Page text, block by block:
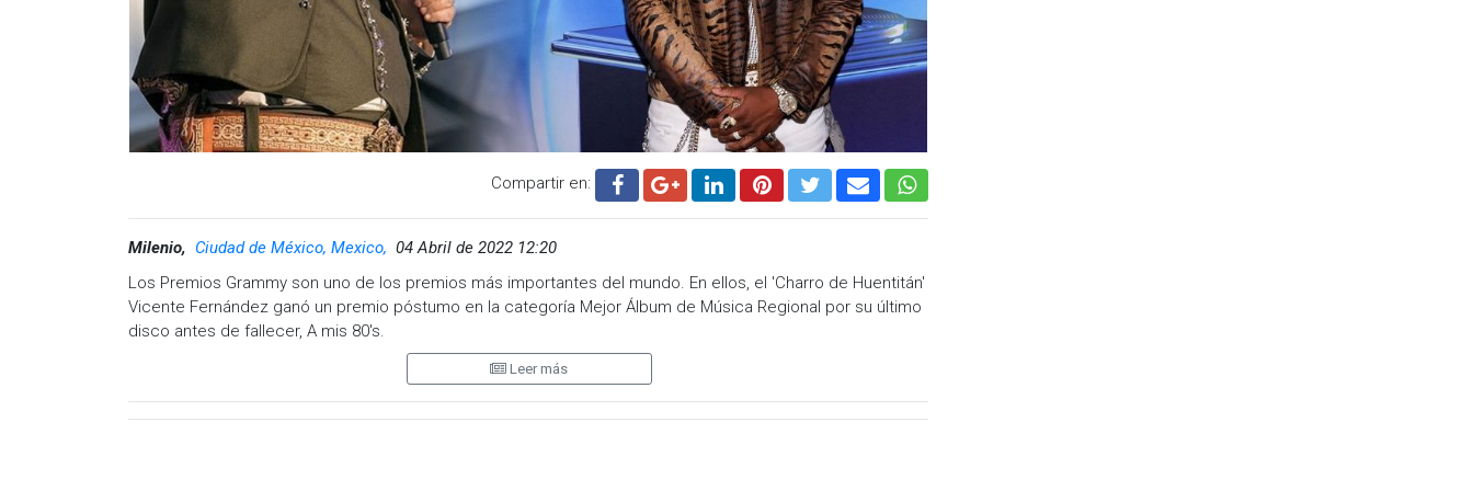
no dudó en dedicar un emotivo mensaje al fallecido cantante.
“Mi amado Vicente, mi alma te llora, pero encuentro consuelo en el legado de tu música y tu voz que sin
duda sanan, pero quiero agradecerte el más grande que dejas que es de la humildad de tu corazón",
escribió en su cuenta de Instagram el pasado 12 de diciembre.
Visita y accede a todo nuestro contenido | www.cadenanoticias.com| Twitter:@cadena_noticias
@cadenanoticiasmx| TikTok:@CadenaNoticias | Telegram:
Compartir en:
Milenio, Ciudad de México, Mexico, 04 Abril de 2022 12:20
Los Premios Grammy son uno de los premios más importantes del mundo. En ellos, el 'Charro de Huentitán'
Vicente Fernández ganó un premio póstumo en la categoría Mejor Álbum de Música Regional por su último
disco antes de fallecer, A mis 80's.
Sin embargo, ocurrió un epic fail durante la entrega, después de que el presentador, que fue el cantante de
murió el 12 de diciembre de 2021. "Tampoco vino (Vicente Fernández), pero enhorabuena.
Leer más